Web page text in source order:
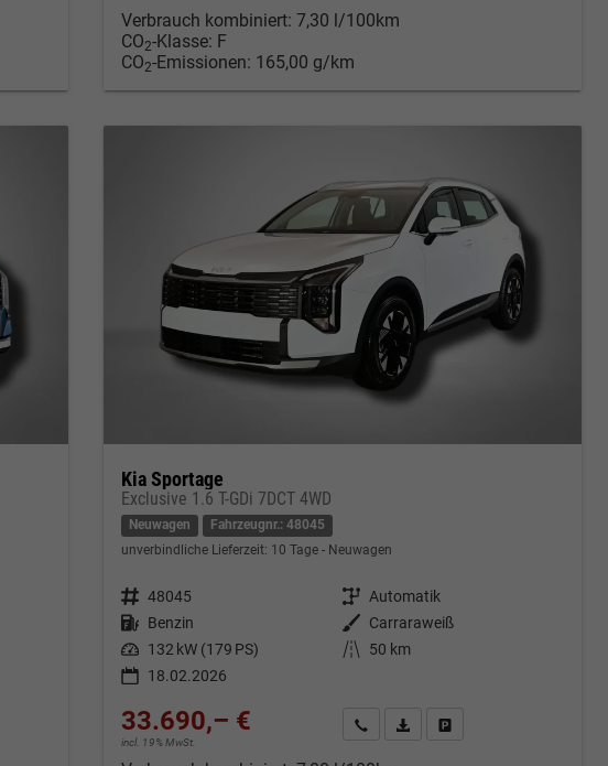
Verbrauch kombiniert: 7,30 l/100km
CO2-Klasse: F
CO2-Emissionen: 165,00 g/km
drucken
Expose drucken
Kia Sportage
Exclusive 1.6 T-GDi 7DCT 4WD
Neuwagen
Fahrzeugnr.: 48045
unverbindliche Lieferzeit: 10 Tage Neuwagen
Fahrzeugnr. 48045 Getriebe Automatik
Kraftstoff Benzin Außenfarbe
Carraraweiß
Leistung 132 kW (179 PS) Kilometerstand
50 km
18.02.2026
33.690,– €
incl. 19% MwSt.
Kontakt & Angebot anfordern
PDF-Datei, Fahrzeugexposé
Fahrzeug merken/Expose